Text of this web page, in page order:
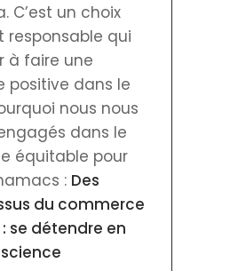
C’est un choix
responsable qui
à faire une
positive dans le
nous nous
dans le
équitable pour
: Des
du commerce
se détendre en